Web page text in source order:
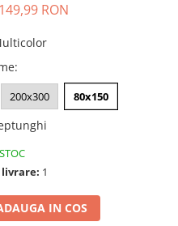
149,99 RON
:
200x300 80x150
1
IN COS